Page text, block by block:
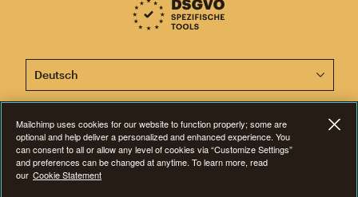
Diese Seite ist jetzt auch in anderen Sprachen
©2001-2026 Alle Rechte vorbehalten. Mailchimp® ist eine eingetragene
Marke der Rocket Science Group. Apple und das Apple-Logo sind Marken
von Apple Inc. Mac App Store ist eine Dienstleistungsmarke von Apple
Inc. Google Play und das Google-Play-Logo sind Marken von Google Inc.
Mailchimp uses cookies for our website to function properly; some are
optional and help deliver a personalized and enhanced experience. You
can consent to all or allow any level of cookies via “Customize Settings”
and preferences can be changed at anytime. To learn more, read
our Cookie Statement